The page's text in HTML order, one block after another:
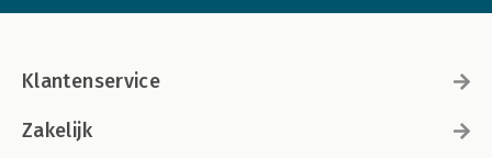
Klantenservice
Zakelijk